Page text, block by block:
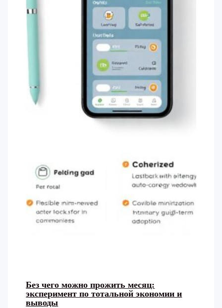
Без чего можно прожить месяц:
эксперимент по тотальной экономии и
выводы